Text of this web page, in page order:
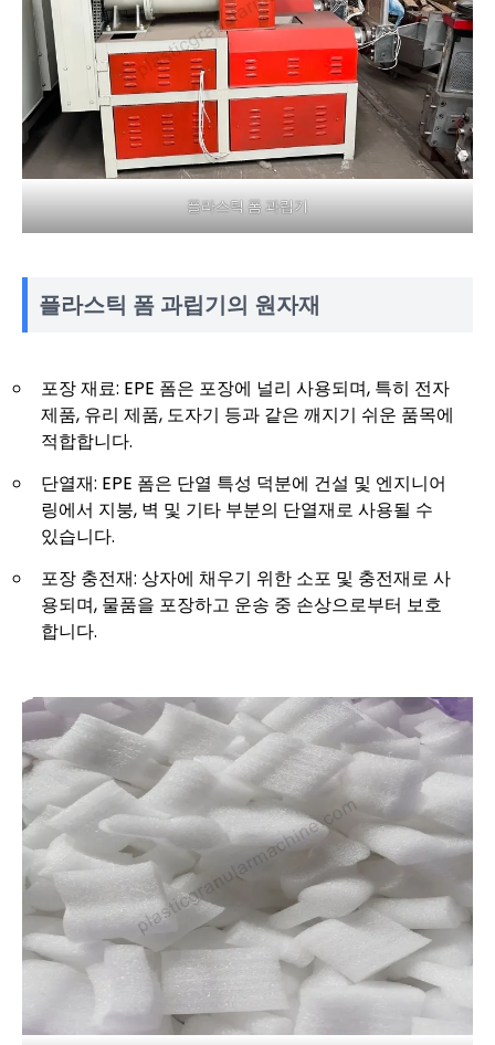
플라스틱 폼 과립기
플라스틱 폼 과립기의 원자재
포장 재료: EPE 폼은 포장에 널리 사용되며, 특히 전자
제품, 유리 제품, 도자기 등과 같은 깨지기 쉬운 품목에
적합합니다.
단열재: EPE 폼은 단열 특성 덕분에 건설 및 엔지니어
링에서 지붕, 벽 및 기타 부분의 단열재로 사용될 수
있습니다.
포장 충전재: 상자에 채우기 위한 소포 및 충전재로 사
용되며, 물품을 포장하고 운송 중 손상으로부터 보호
합니다.